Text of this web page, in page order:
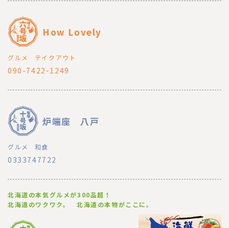
How Lovely
グルメ テイクアウト
090-7422-1249
炉端座 八戸
グルメ 和食
0333747722
北海道の本気グルメが300品超！
北海道のワクワク。 北海道の本物がここに。